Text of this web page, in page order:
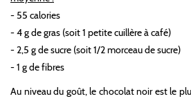
- 55 calories
- 4 g de gras (soit 1 petite cuillère à café)
- 2,5 g de sucre (soit 1/2 morceau de sucre)
- 1 g de fibres
Au niveau du goût, le chocolat noir est le